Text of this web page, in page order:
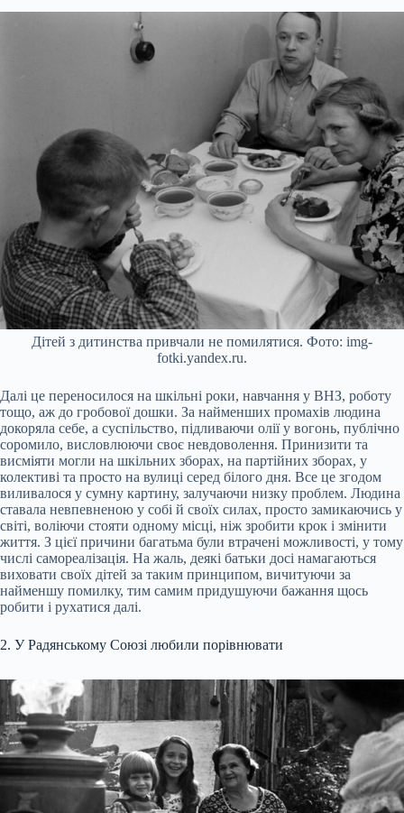
Дітей з дитинства привчали не помилятися. Фото: img-
fotki.yandex.ru.
Далі це переносилося на шкільні роки, навчання у ВНЗ, роботу
тощо, аж до гробової дошки. За найменших промахів людина
докоряла себе, а суспільство, підливаючи олії у вогонь, публічно
соромило, висловлюючи своє невдоволення. Принизити та
висміяти могли на шкільних зборах, на партійних зборах, у
колективі та просто на вулиці серед білого дня. Все це згодом
виливалося у сумну картину, залучаючи низку проблем. Людина
ставала невпевненою у собі й своїх силах, просто замикаючись у
світі, воліючи стояти одному місці, ніж зробити крок і змінити
життя. З цієї причини багатьма були втрачені можливості, у тому
числі самореалізація. На жаль, деякі батьки досі намагаються
виховати своїх дітей за таким принципом, вичитуючи за
найменшу помилку, тим самим придушуючи бажання щось
робити і рухатися далі.
2. У Радянському Союзі любили порівнювати